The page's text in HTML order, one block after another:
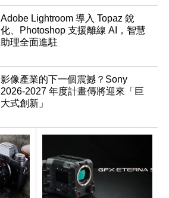
Adobe Lightroom 導入 Topaz 銳
化、Photoshop 支援離線 AI，智慧
助理全面進駐
影像產業的下一個震撼？Sony
2026-2027 年度計畫傳將迎來「巨
大式創新」